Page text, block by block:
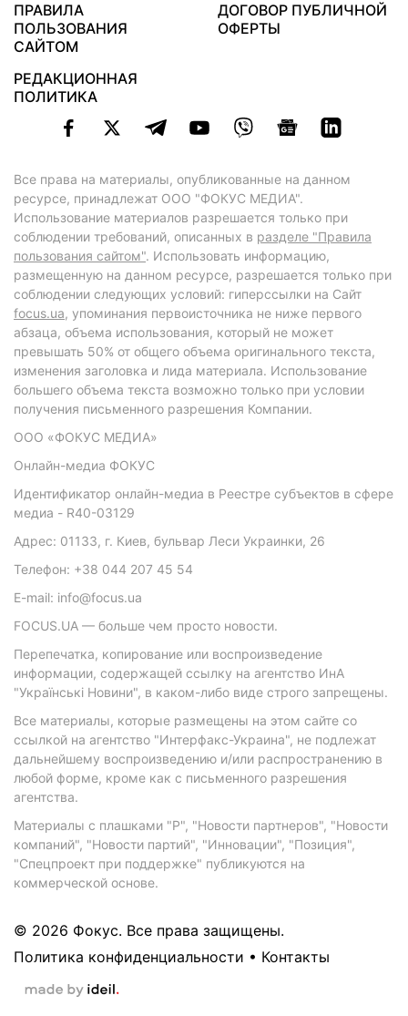
ПРАВИЛА
ПОЛЬЗОВАНИЯ
САЙТОМ
ДОГОВОР ПУБЛИЧНОЙ
ОФЕРТЫ
РЕДАКЦИОННАЯ
ПОЛИТИКА
Все права на материалы, опубликованные на данном
ресурсе, принадлежат ООО "ФОКУС МЕДИА".
Использование материалов разрешается только при
соблюдении требований, описанных в разделе "Правила
пользования сайтом". Использовать информацию,
размещенную на данном ресурсе, разрешается только при
соблюдении следующих условий: гиперссылки на Сайт
focus.ua, упоминания первоисточника не ниже первого
абзаца, объема использования, который не может
превышать 50% от общего объема оригинального текста,
изменения заголовка и лида материала. Использование
большего объема текста возможно только при условии
получения письменного разрешения Компании.
ООО «ФОКУС МЕДИА»
Онлайн-медиа ФОКУС
Идентификатор онлайн-медиа в Реестре субъектов в сфере
медиа - R40-03129
Адрес: 01133, г. Киев, бульвар Леси Украинки, 26
Телефон: +38 044 207 45 54
E-mail: info@focus.ua
FOCUS.UA — больше чем просто новости.
Перепечатка, копирование или воспроизведение
информации, содержащей ссылку на агентство ИнА
"Українські Новини", в каком-либо виде строго запрещены.
Все материалы, которые размещены на этом сайте со
ссылкой на агентство "Интерфакс-Украина", не подлежат
дальнейшему воспроизведению и/или распространению в
любой форме, кроме как с письменного разрешения
агентства.
Материалы с плашками "Р", "Новости партнеров", "Новости
компаний", "Новости партий", "Инновации", "Позиция",
"Спецпроект при поддержке" публикуются на
коммерческой основе.
© 2026 Фокус. Все права защищены.
Политика конфиденциальности • Контакты